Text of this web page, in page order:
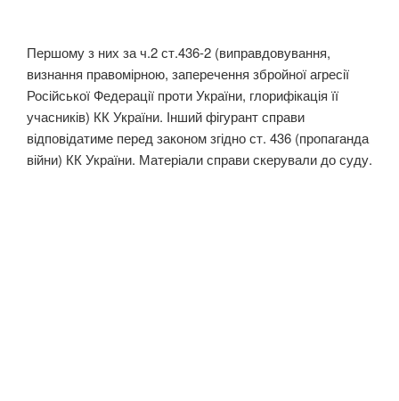
Першому з них за ч.2 ст.436-2 (виправдовування,
визнання правомірною, заперечення збройної агресії
Російської Федерації проти України, глорифікація її
учасників) КК України. Інший фігурант справи
відповідатиме перед законом згідно ст. 436 (пропаганда
війни) КК України. Матеріали справи скерували до суду.